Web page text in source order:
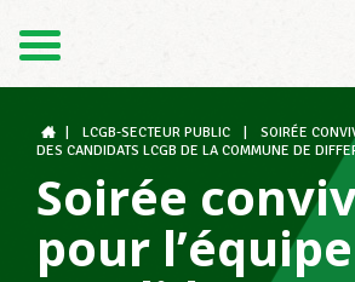
DE
Le LCGB
LCGB-SECTEUR PUBLIC
SOIRÉE
DES CANDIDATS LCGB DE LA COMMUNE DE
Soirée
pour